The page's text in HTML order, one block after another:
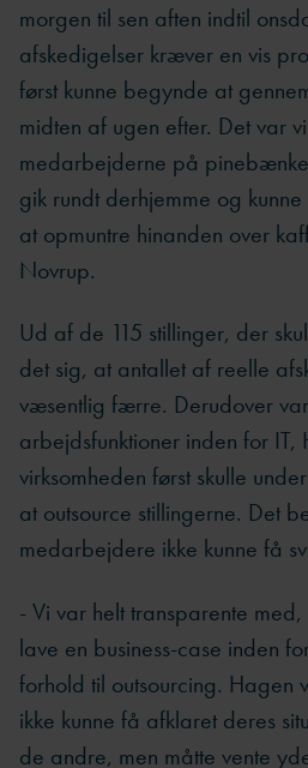
morgen til sen aften indtil
afskedigelser kræver en vis
først kunne begynde at
midten af ugen efter. Det var
medarbejderne på
gik rundt derhjemme og
at opmuntre hinanden over
Novrup.
Ud af de 115 stillinger, der
det sig, at antallet af reelle
væsentlig færre. Derudover
arbejdsfunktioner inden for IT,
virksomheden først skulle
at outsource stillingerne. Det
medarbejdere ikke kunne få
- Vi var helt transparente
lave en business-case inden
forhold til outsourcing. Hagen
ikke kunne få afklaret deres
de andre, men måtte vente